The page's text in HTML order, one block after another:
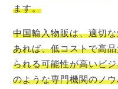
ます。
中国輸入物販は、適切
あれば、低コストで高
られる可能性が高いビ
のような専門機関のノ